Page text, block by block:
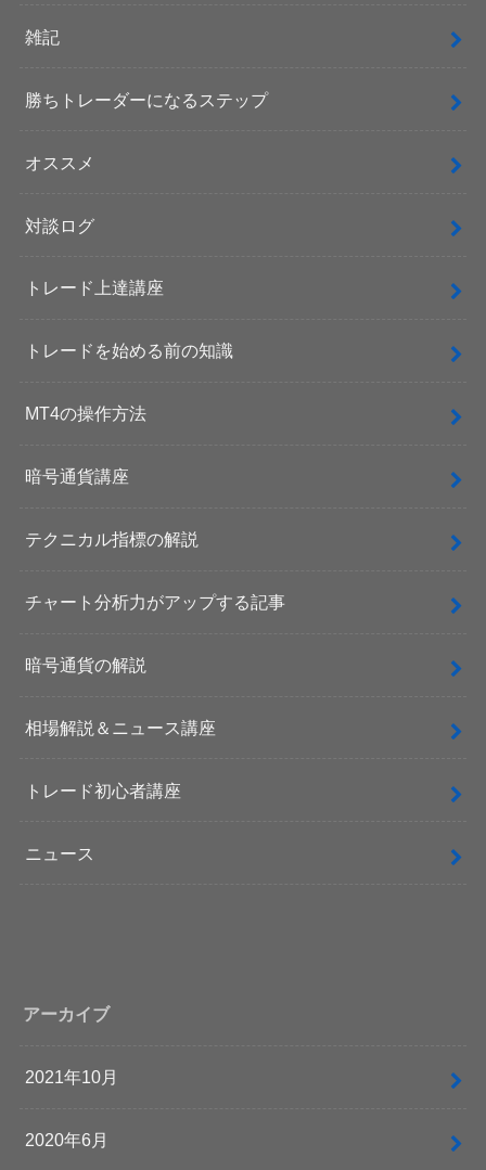
雑記
勝ちトレーダーになるステップ
オススメ
対談ログ
トレード上達講座
トレードを始める前の知識
MT4の操作方法
暗号通貨講座
テクニカル指標の解説
チャート分析力がアップする記事
暗号通貨の解説
相場解説＆ニュース講座
トレード初心者講座
ニュース
アーカイブ
2021年10月
2020年6月